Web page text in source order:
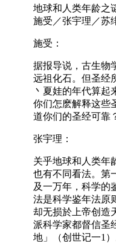
地球和人类年龄之
施受／张宇理／苏
施受：
据报导说，古生物
远祖化石。但圣经
丶夏娃的年代算起
你们怎麽解释这些
道你们的圣经可靠
张宇理：
关乎地球和人类年
也有不同看法。第
及一万年，科学的
法是科学鉴年法原
却无损於上帝创造
派科学家都督信圣
地」（创世记一1